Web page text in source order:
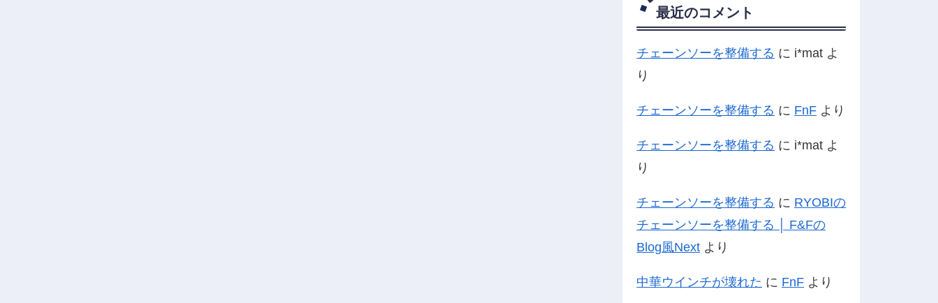
最近のコメント
チェーンソーを整備する に i*mat よ
り
チェーンソーを整備する に FnF より
チェーンソーを整備する に i*mat よ
り
チェーンソーを整備する に RYOBIの
チェーンソーを整備する │ F&Fの
Blog風Next より
中華ウインチが壊れた に FnF より